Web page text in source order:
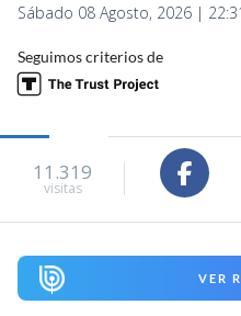
Sábado 08 Agosto, 2026 |
Seguimos criterios de
11.319
visitas
VER